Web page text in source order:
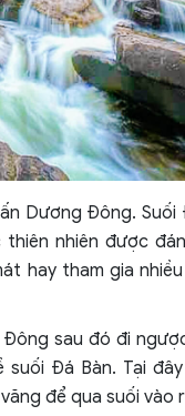
Dương Đông. Suối
nhiên được
hay tham gia
sau đó đi
Đá Bàn. Tại
để qua suối vào